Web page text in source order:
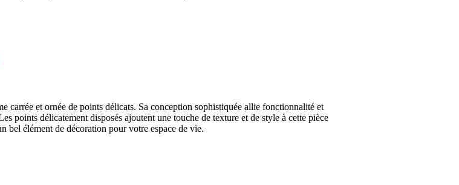
carrée et ornée de points délicats. Sa conception sophistiquée allie fonctionnalité et
points délicatement disposés ajoutent une touche de texture et de style à cette pièce
bel élément de décoration pour votre espace de vie.